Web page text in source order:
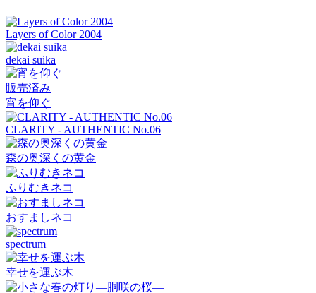
Layers of Color 2004
dekai suika
販売済み
宵を仰ぐ
CLARITY - AUTHENTIC No.06
森の奥深くの黄金
ふりむきネコ
おすましネコ
spectrum
幸せを運ぶ木